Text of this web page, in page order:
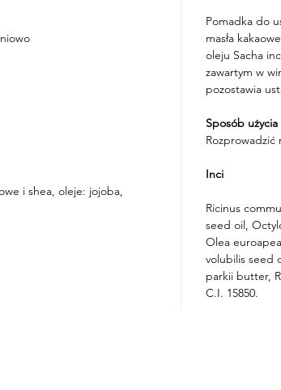
i shea, oleje: jojoba,
Pomadka do
masła
oleju Sacha
zawartym w
pozostawia
Sposób użycia
Inci
Ricinus
seed oil,
Olea
volubilis seed
parkii butter,
C.I. 15850.